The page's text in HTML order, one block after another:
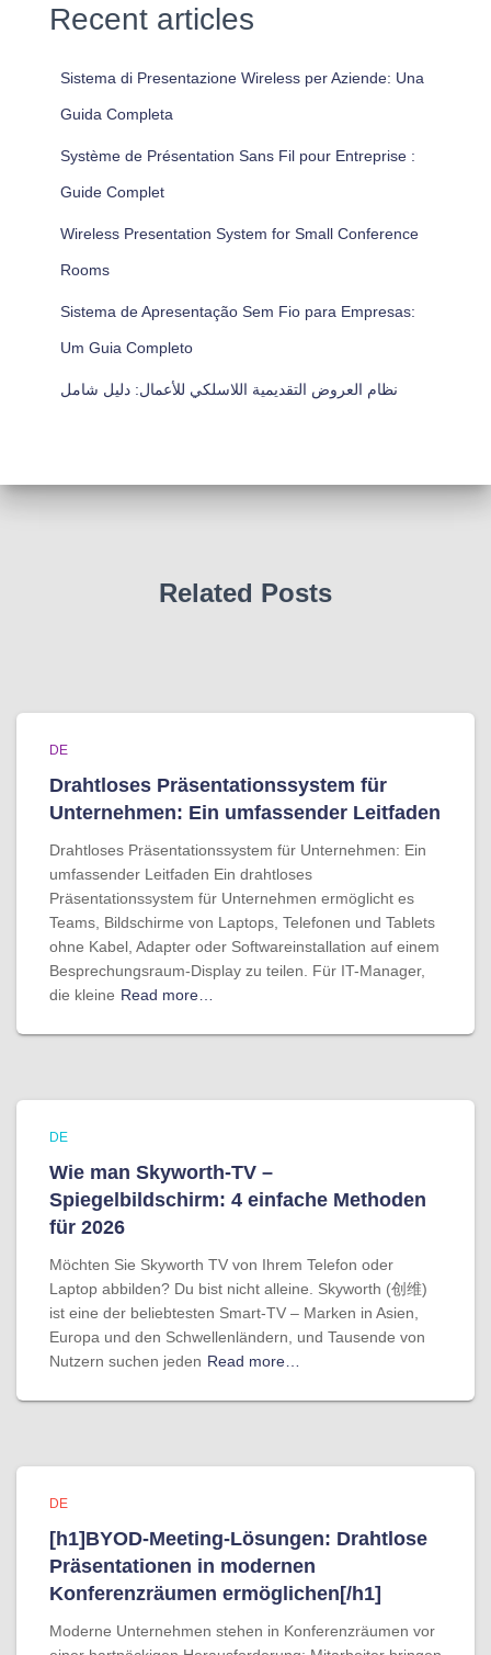
Recent articles
Sistema di Presentazione Wireless per Aziende: Una
Guida Completa
Système de Présentation Sans Fil pour Entreprise :
Guide Complet
Wireless Presentation System for Small Conference
Rooms
Sistema de Apresentação Sem Fio para Empresas:
Um Guia Completo
نظام العروض التقديمية اللاسلكي للأعمال: دليل شامل
Related Posts
DE
Drahtloses Präsentationssystem für
Unternehmen: Ein umfassender Leitfaden
Drahtloses Präsentationssystem für Unternehmen: Ein
umfassender Leitfaden Ein drahtloses
Präsentationssystem für Unternehmen ermöglicht es
Teams, Bildschirme von Laptops, Telefonen und Tablets
ohne Kabel, Adapter oder Softwareinstallation auf einem
Besprechungsraum-Display zu teilen. Für IT-Manager,
die kleine Read more…
DE
Wie man Skyworth-TV –
Spiegelbildschirm: 4 einfache Methoden
für 2026
Möchten Sie Skyworth TV von Ihrem Telefon oder
Laptop abbilden? Du bist nicht alleine. Skyworth (创维)
ist eine der beliebtesten Smart-TV – Marken in Asien,
Europa und den Schwellenländern, und Tausende von
Nutzern suchen jeden Read more…
DE
[h1]BYOD-Meeting-Lösungen: Drahtlose
Präsentationen in modernen
Konferenzräumen ermöglichen[/h1]
Moderne Unternehmen stehen in Konferenzräumen vor